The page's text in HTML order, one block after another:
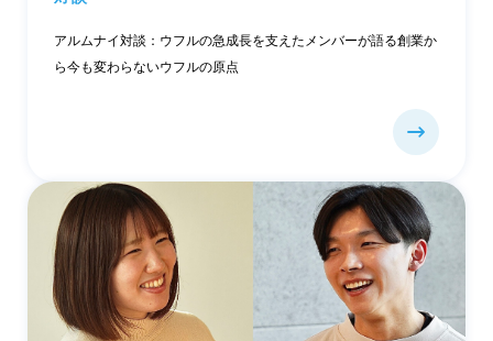
アルムナイ対談：ウフルの急成長を支えたメンバーが語る創業か
ら今も変わらないウフルの原点